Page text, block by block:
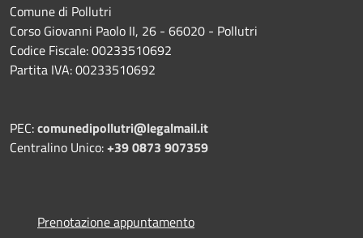
Comune di Pollutri
Corso Giovanni Paolo II, 26 - 66020 - Pollutri
Codice Fiscale: 00233510692
Partita IVA: 00233510692
PEC:comunedipollutri@legalmail.it
Centralino Unico:+39 0873 907359
Prenotazione appuntamento